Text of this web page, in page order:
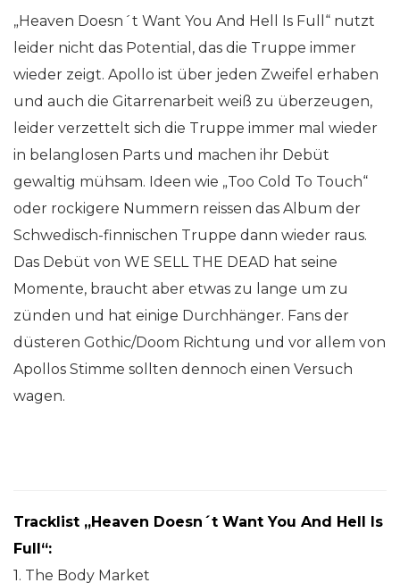
„Heaven Doesn´t Want You And Hell Is Full“ nutzt
leider nicht das Potential, das die Truppe immer
wieder zeigt. Apollo ist über jeden Zweifel erhaben
und auch die Gitarrenarbeit weiß zu überzeugen,
leider verzettelt sich die Truppe immer mal wieder
in belanglosen Parts und machen ihr Debüt
gewaltig mühsam. Ideen wie „Too Cold To Touch“
oder rockigere Nummern reissen das Album der
Schwedisch-finnischen Truppe dann wieder raus.
Das Debüt von WE SELL THE DEAD hat seine
Momente, braucht aber etwas zu lange um zu
zünden und hat einige Durchhänger. Fans der
düsteren Gothic/Doom Richtung und vor allem von
Apollos Stimme sollten dennoch einen Versuch
wagen.
Tracklist „Heaven Doesn´t Want You And Hell Is
Full“:
1. The Body Market